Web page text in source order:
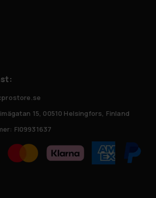
15, 00510 Helsingfors, Finland
FI09931637